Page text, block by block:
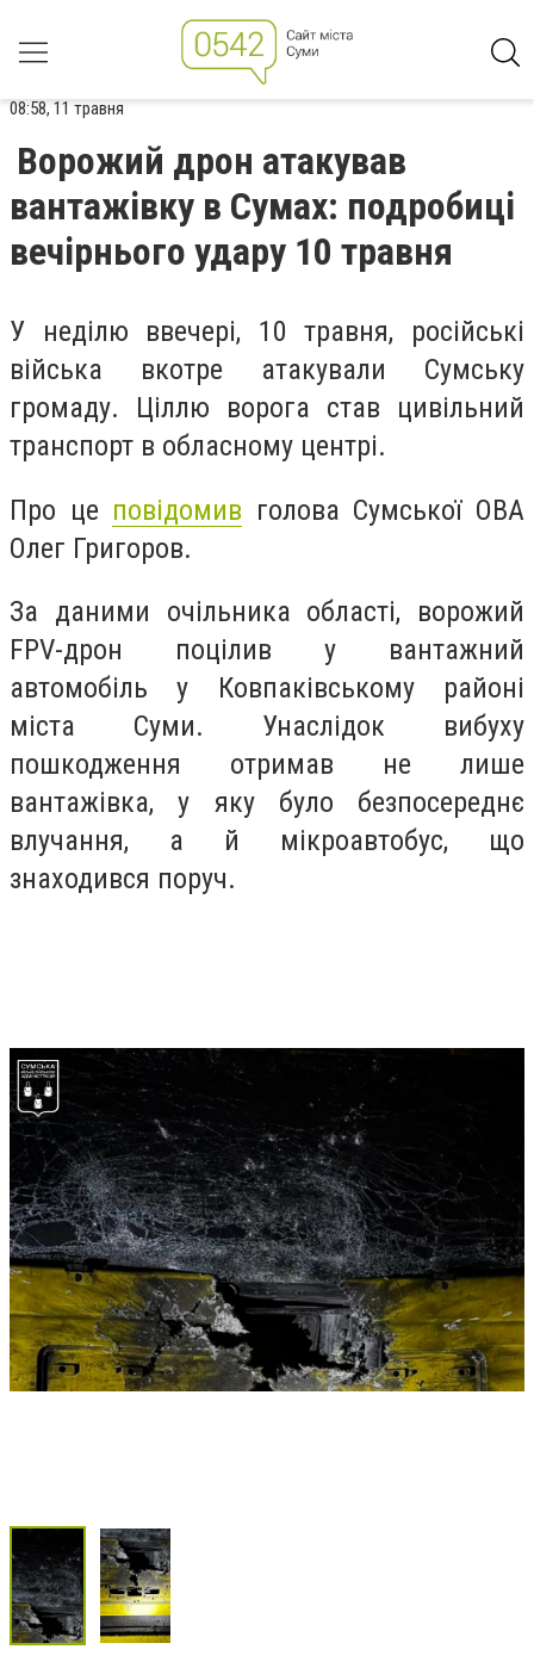
08:58, 11 травня
Ворожий дрон атакував
вантажівку в Сумах: подробиці
вечірнього удару 10 травня
У неділю ввечері, 10 травня, російські
війська вкотре атакували Сумську
громаду. Ціллю ворога став цивільний
транспорт в обласному центрі.
Про це повідомив голова Сумської ОВА
Олег Григоров.
За даними очільника області, ворожий
FPV-дрон поцілив у вантажний
автомобіль у Ковпаківському районі
міста Суми. Унаслідок вибуху
пошкодження отримав не лише
вантажівка, у яку було безпосереднє
влучання, а й мікроавтобус, що
знаходився поруч.